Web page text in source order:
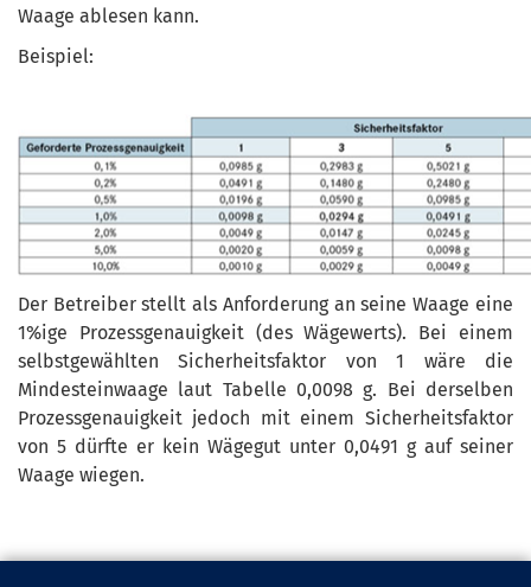
Waage ablesen kann.
Beispiel:
Der Betreiber stellt als Anforderung an seine Waage eine
1%ige Prozessgenauigkeit (des Wägewerts). Bei einem
selbstgewählten Sicherheitsfaktor von 1 wäre die
Mindesteinwaage laut Tabelle 0,0098 g. Bei derselben
Prozessgenauigkeit jedoch mit einem Sicherheitsfaktor
von 5 dürfte er kein Wägegut unter 0,0491 g auf seiner
Waage wiegen.